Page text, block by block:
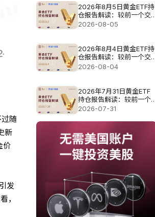
随
新
价
发
，
2026年8月5日黄金ETF持
仓报告解读：较前一个交
易日增加3.423吨
2026-08-05
2026年8月4日黄金ETF持
仓报告解读：较前一个交
易日减少1.141吨
2026-08-04
2026年7月31日黄金ETF
持仓报告解读：较前一个
交易日减少1.427吨
2026-07-31